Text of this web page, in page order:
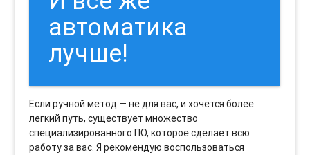
автоматика
лучше!
Если ручной метод — не для вас, и хочется более
легкий путь, существует множество
специализированного ПО, которое сделает всю
работу за вас. Я рекомендую воспользоваться